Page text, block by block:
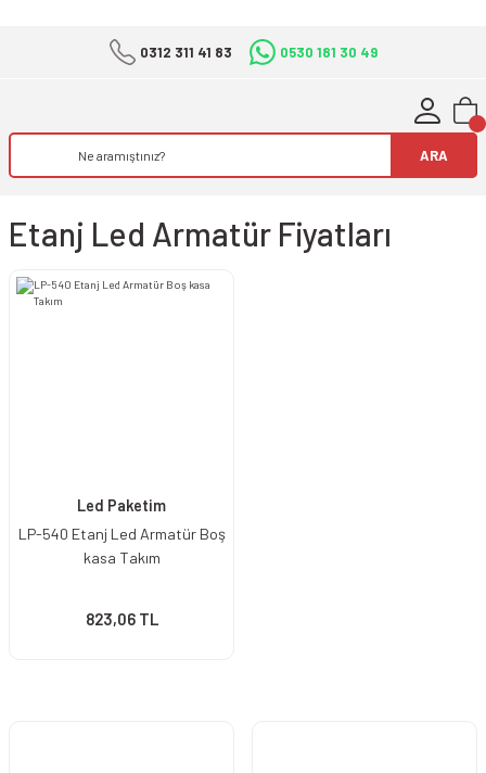
0312 311 41 83 0530 181 30 49
ARA
Etanj Led Armatür Fiyatları
Led Paketim
LP-540 Etanj Led Armatür Boş
kasa Takım
823,06 TL